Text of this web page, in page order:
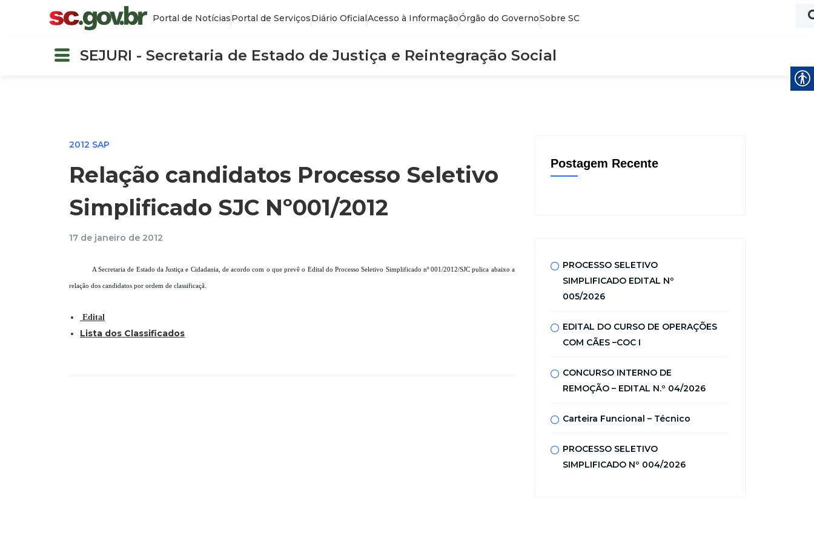
Portal de NotíciasPortal de ServiçosDiário OficialAcesso à InformaçãoÓrgão do GovernoSobre SC
SEJURI - Secretaria de Estado de Justiça e Reintegração Social
2012 SAP
Relação candidatos Processo Seletivo
Simplificado SJC Nº001/2012
17 de janeiro de 2012
A Secretaria de Estado da Justiça e Cidadania, de acordo com o que prevê o Edital do Processo Seletivo Simplificado nº 001/2012/SJC pulica abaixo a
relação dos candidatos por ordem de classificaçã.
Edital
Lista dos Classificados
Postagem Recente
PROCESSO SELETIVO
SIMPLIFICADO EDITAL Nº
005/2026
EDITAL DO CURSO DE OPERAÇÕES
COM CÃES –COC I
CONCURSO INTERNO DE
REMOÇÃO – EDITAL N.º 04/2026
Carteira Funcional – Técnico
PROCESSO SELETIVO
SIMPLIFICADO Nº 004/2026